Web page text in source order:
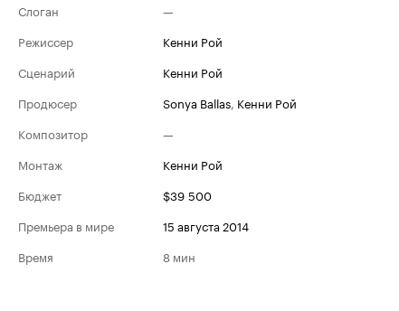
Слоган
—
Режиссер
Кенни Рой
Сценарий
Кенни Рой
Продюсер
Sonya Ballas, Кенни Рой
Композитор
—
Монтаж
Кенни Рой
Бюджет
$39 500
Премьера в мире
15 августа 2014
Время
8 мин